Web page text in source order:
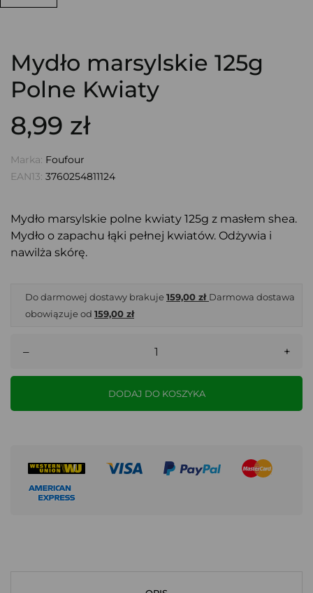
Mydło marsylskie 125g
Polne Kwiaty
8,99 zł
Marka: Foufour
EAN13: 3760254811124
Mydło marsylskie polne kwiaty 125g z masłem shea.
Mydło o zapachu łąki pełnej kwiatów. Odżywia i
nawilża skórę.
Do darmowej dostawy brakuje 159,00 zł Darmowa dostawa
obowiązuje od 159,00 zł
– +
DODAJ DO KOSZYKA